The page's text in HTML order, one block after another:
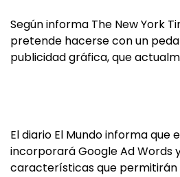
Según informa The New York
pretende hacerse con un
publicidad gráfica, que
El diario El Mundo informa que
incorporará Google Ad Words
características que permitirán